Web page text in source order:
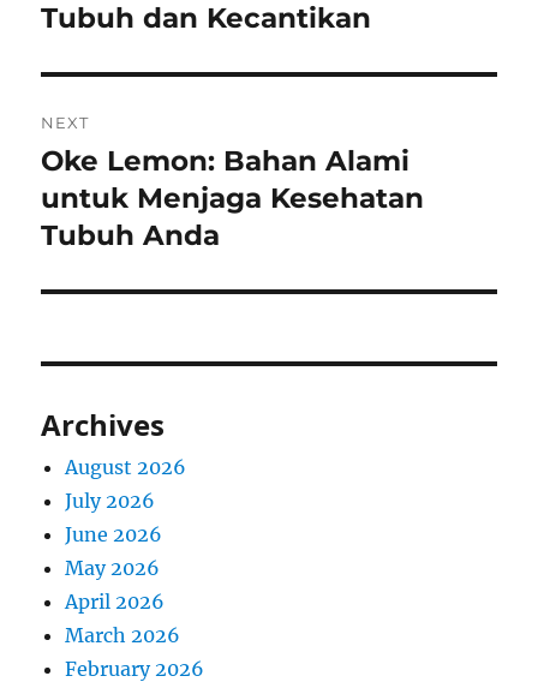
post:
Tubuh dan Kecantikan
NEXT
Next
post:
Oke Lemon: Bahan Alami
untuk Menjaga Kesehatan
Tubuh Anda
Archives
August 2026
July 2026
June 2026
May 2026
April 2026
March 2026
February 2026